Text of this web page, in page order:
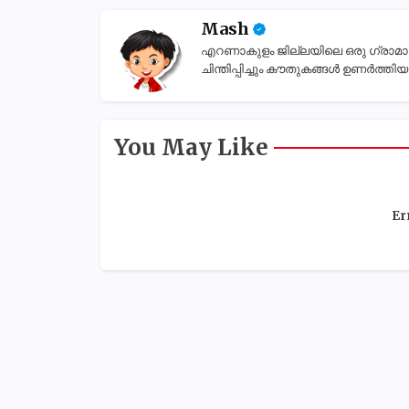
Mash
എറണാകുളം ജില്ലയിലെ ഒരു
ചിന്തിപ്പിച്ചും കൗതുകങ്ങൾ
You May Like